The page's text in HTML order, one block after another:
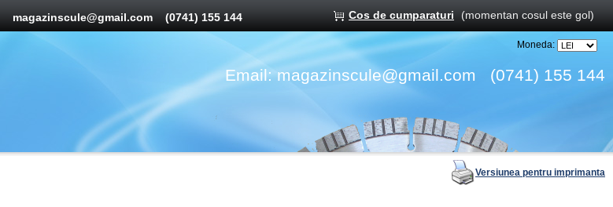
magazinscule@gmail.com(0741) 155 144 Cos de cumparaturi (momentan cosul este gol)
Moneda:
Email:magazinscule@gmail.com (0741) 155 144
Versiunea pentru imprimanta